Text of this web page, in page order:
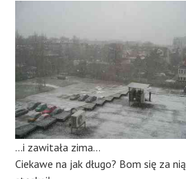
…i zawitała zima…
Ciekawe na jak długo? Bom się za nią